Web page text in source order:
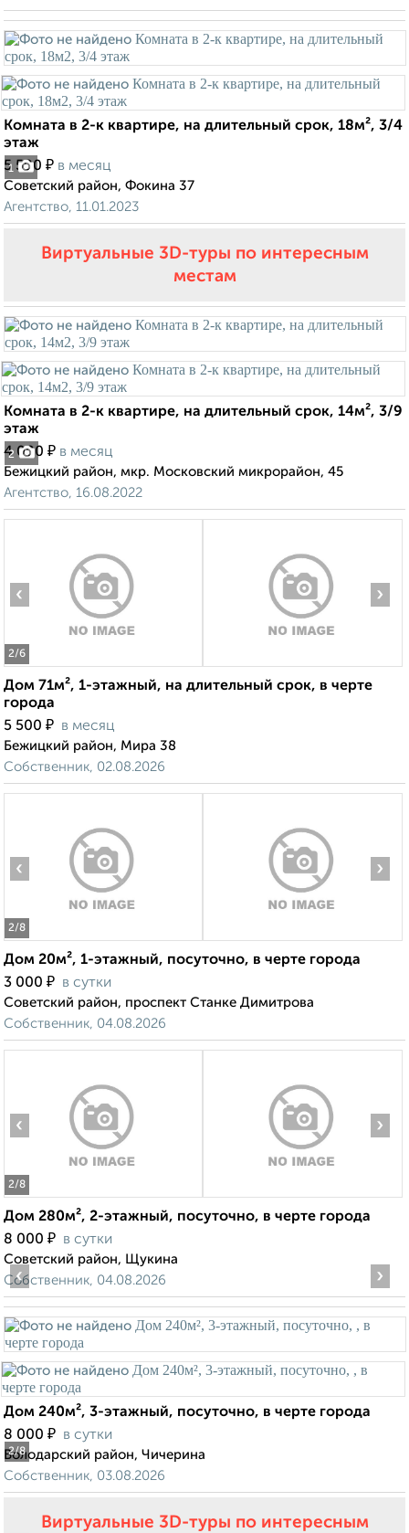
1
Комната в 2-к квартире, на длительный срок, 18м², 3/4
этаж
5 500 ₽ в месяц
Советский район, Фокина 37
Агентство, 11.01.2023
Виртуальные 3D-туры по интересным
местам
2
Комната в 2-к квартире, на длительный срок, 14м², 3/9
этаж
4 000 ₽ в месяц
Бежицкий район, мкр. Московский микрорайон, 45
Агентство, 16.08.2022
2/6
‹ ›
Дом 71м², 1-этажный, на длительный срок, в черте
города
5 500 ₽ в месяц
Бежицкий район, Мира 38
Собственник, 02.08.2026
2/8
‹ ›
Дом 20м², 1-этажный, посуточно, в черте города
3 000 ₽ в сутки
Советский район, проспект Станке Димитрова
Собственник, 04.08.2026
2/8
‹ ›
Дом 280м², 2-этажный, посуточно, в черте города
8 000 ₽ в сутки
Советский район, Щукина
Собственник, 04.08.2026
2/8
‹ ›
Дом 240м², 3-этажный, посуточно, в черте города
8 000 ₽ в сутки
Володарский район, Чичерина
Собственник, 03.08.2026
Виртуальные 3D-туры по интересным